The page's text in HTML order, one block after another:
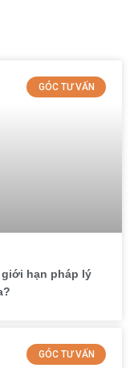
GÓC TƯ VẤN
hạn pháp lý
GÓC TƯ VẤN